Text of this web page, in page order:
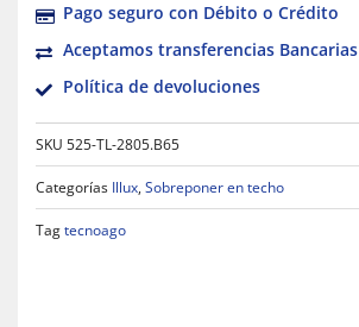
Pago seguro con Débito o Crédito
Aceptamos transferencias Bancarias
Política de devoluciones
SKU 525-TL-2805.B65
Categorías Illux, Sobreponer en techo
Tagtecnoago